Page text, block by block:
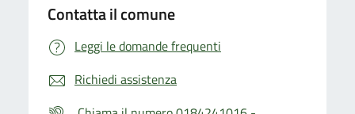
Contatta il comune
Leggi le domande frequenti
Richiedi assistenza